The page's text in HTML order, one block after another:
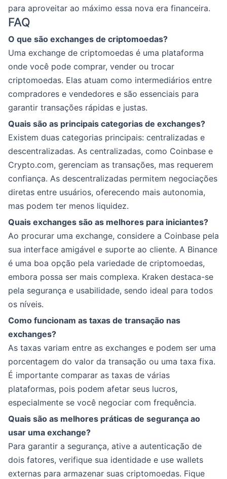
para aproveitar ao máximo essa nova era financeira.
FAQ
O que são exchanges de criptomoedas?
Uma exchange de criptomoedas é uma plataforma
onde você pode comprar, vender ou trocar
criptomoedas. Elas atuam como intermediários entre
compradores e vendedores e são essenciais para
garantir transações rápidas e justas.
Quais são as principais categorias de exchanges?
Existem duas categorias principais: centralizadas e
descentralizadas. As centralizadas, como Coinbase e
Crypto.com, gerenciam as transações, mas requerem
confiança. As descentralizadas permitem negociações
diretas entre usuários, oferecendo mais autonomia,
mas podem ter menos liquidez.
Quais exchanges são as melhores para iniciantes?
Ao procurar uma exchange, considere a Coinbase pela
sua interface amigável e suporte ao cliente. A Binance
é uma boa opção pela variedade de criptomoedas,
embora possa ser mais complexa. Kraken destaca-se
pela segurança e usabilidade, sendo ideal para todos
os níveis.
Como funcionam as taxas de transação nas
exchanges?
As taxas variam entre as exchanges e podem ser uma
porcentagem do valor da transação ou uma taxa fixa.
É importante comparar as taxas de várias
plataformas, pois podem afetar seus lucros,
especialmente se você negociar com frequência.
Quais são as melhores práticas de segurança ao
usar uma exchange?
Para garantir a segurança, ative a autenticação de
dois fatores, verifique sua identidade e use wallets
externas para armazenar suas criptomoedas. Fique